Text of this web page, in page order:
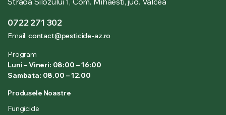
0722 271 302
Email: contact@pesticide-az.ro
Program
Luni – Vineri: 08:00 – 16:00
Sambata: 08.00 – 12.00
Produsele Noastre
Fungicide